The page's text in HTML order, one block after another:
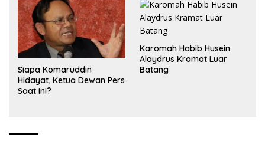
Siapa Komaruddin
Hidayat, Ketua Dewan Pers
Saat Ini?
Karomah Habib Husein
Alaydrus Kramat Luar
Batang